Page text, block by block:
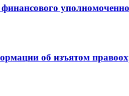
об изъятом